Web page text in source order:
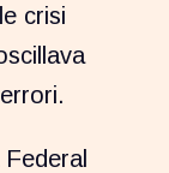
crisi